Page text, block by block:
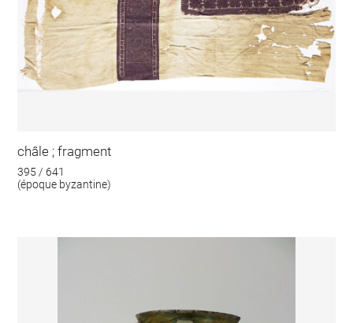
châle ; fragment
395 / 641
(époque byzantine)